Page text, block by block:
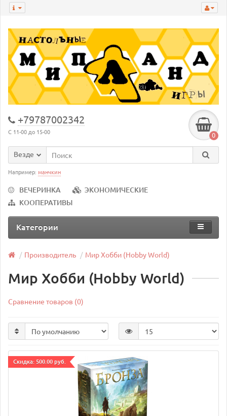
+79787002342
С 11-00 до 15-00 0
Везде
Например: манчкин
ВЕЧЕРИНКА
ЭКОНОМИЧЕСКИЕ
КООПЕРАТИВЫ
Категории
Производитель Мир Хобби (Hobby World)
Мир Хобби (Hobby World)
Сравнение товаров (0)
Cкидка: 500.00 руб.